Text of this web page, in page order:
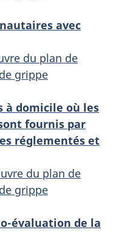
avec
du plan de
grippe
à domicile où les
fournis par
réglementés et
du plan de
grippe
évaluation de la